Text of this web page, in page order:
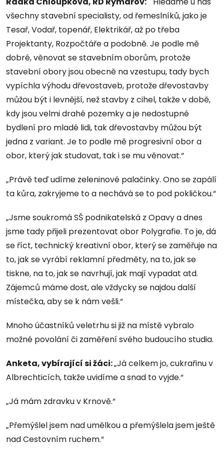
všechny stavební specialisty, od řemeslníků, jako je
Tesař, Vodař, topenář, Elektrikář, až po třeba
Projektanty, Rozpočtáře a podobně. Je podle mě
dobré, věnovat se stavebním oborům, protože
stavební obory jsou obecně na vzestupu, tady bych
vypíchla výhodu dřevostaveb, protože dřevostavby
můžou být i levnější, než stavby z cihel, takže v době,
kdy jsou velmi drahé pozemky a je nedostupné
bydlení pro mladé lidi, tak dřevostavby můžou být
jedna z variant. Je to podle mě progresivní obor a
obor, který jak studovat, tak i se mu věnovat.“
„Právě teď udíme zeleninové palačinky. Ono se zapálí
ta kůra, zakryjeme to a nechává se to pod pokličkou.“
„Jsme soukromá SŠ podnikatelská z Opavy a dnes
jsme tady přijeli prezentovat obor Polygrafie. To je, dá
se říct, technický kreativní obor, který se zaměřuje na
to, jak se vyrábí reklamní předměty, na to, jak se
tiskne, na to, jak se navrhují, jak mají vypadat atd.
Zájemců máme dost, ale vždycky se najdou další
místečka, aby se k nám vešli.“
Mnoho účastníků veletrhu si již na místě vybralo
možné povolání či zaměření svého budoucího studia.
Anketa, vybírající si žáci:„Já celkem jo, cukrařinu v
Albrechticích, takže uvidíme a snad to vyjde.“
„Já mám zdravku v Krnově.“
„Přemýšlel jsem nad umělkou a přemýšlela jsem ještě
nad Cestovním ruchem.“